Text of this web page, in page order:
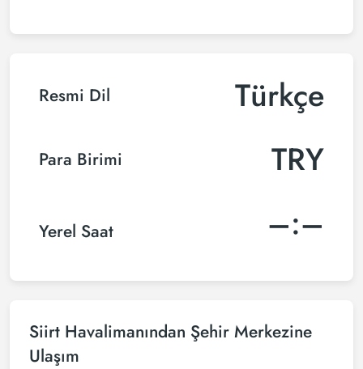
Resmi Dil Türkçe
Para Birimi TRY
Yerel Saat –:–
Siirt Havalimanından Şehir Merkezine
Ulaşım